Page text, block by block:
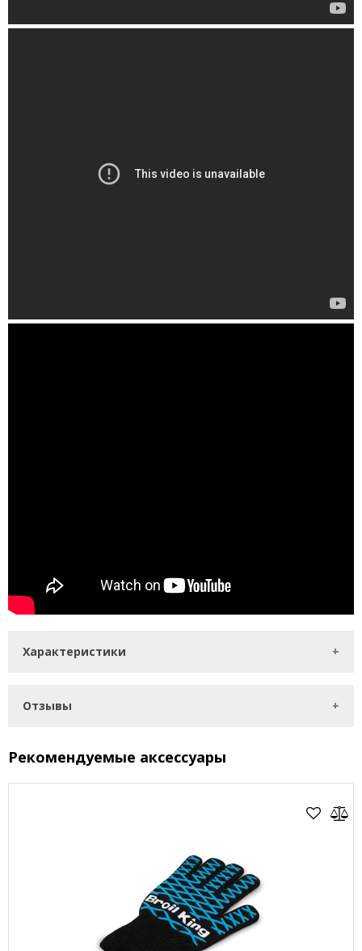
Характеристики
Отзывы
Рекомендуемые аксессуары